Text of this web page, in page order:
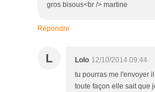
gros bisous<br /> martine
Répondre
L Lolo 12/10/2014 09:44
tu pourras me l'envoyer
toute façon elle sait que